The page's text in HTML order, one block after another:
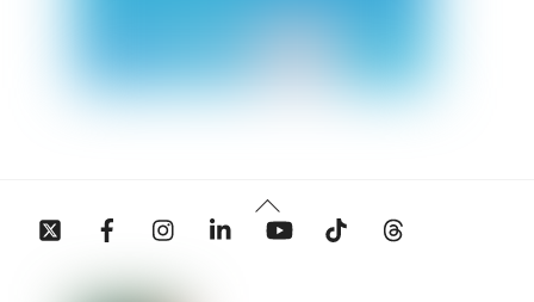
Back
To
Twitter Facebook InstagramLinkedin YouTube Tiktok